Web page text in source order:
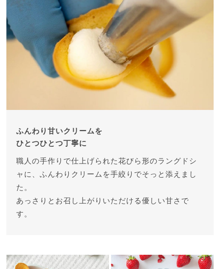
ふんわり甘いクリームを
ひとつひとつ丁寧に
職人の手作りで仕上げられた花びら形のラングドシ
ャに、ふんわりクリームを手絞りでそっと添えまし
た。
あっさりとお召し上がりいただける優しい甘さで
す。